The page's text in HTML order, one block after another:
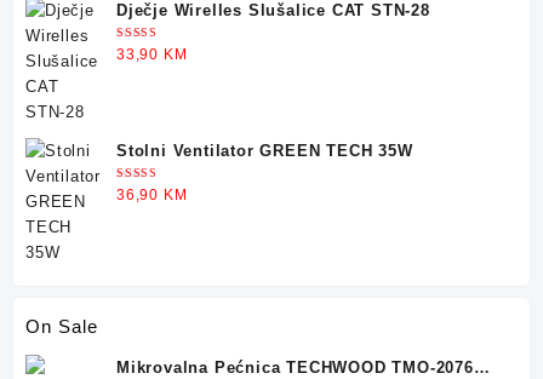
Dječje Wirelles Slušalice CAT STN-28
Ocjenjeno
5.00 od 5
33,90 KM
Stolni Ventilator GREEN TECH 35W
Ocjenjeno
5.00od 5
36,90 KM
On Sale
Mikrovalna Pećnica TECHWOOD TMO-2076